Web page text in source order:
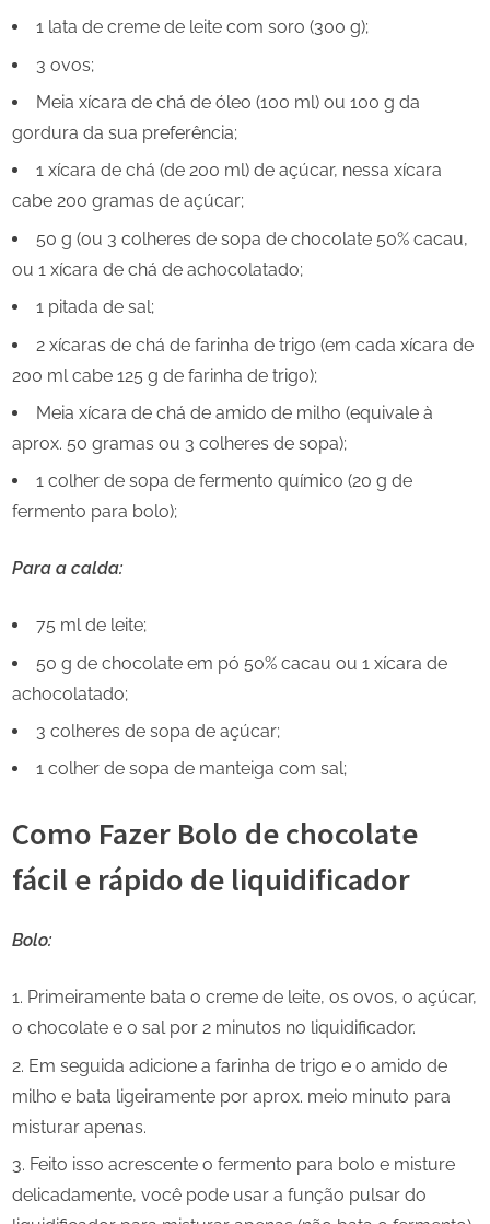
1 lata de creme de leite com soro (300 g);
3 ovos;
Meia xícara de chá de óleo (100 ml) ou 100 g da
gordura da sua preferência;
1 xícara de chá (de 200 ml) de açúcar, nessa xícara
cabe 200 gramas de açúcar;
50 g (ou 3 colheres de sopa de chocolate 50% cacau,
ou 1 xícara de chá de achocolatado;
1 pitada de sal;
2 xícaras de chá de farinha de trigo (em cada xícara de
200 ml cabe 125 g de farinha de trigo);
Meia xícara de chá de amido de milho (equivale à
aprox. 50 gramas ou 3 colheres de sopa);
1 colher de sopa de fermento químico (20 g de
fermento para bolo);
Para a calda:
75 ml de leite;
50 g de chocolate em pó 50% cacau ou 1 xícara de
achocolatado;
3 colheres de sopa de açúcar;
1 colher de sopa de manteiga com sal;
Como Fazer Bolo de chocolate
fácil e rápido de liquidificador
Bolo:
Primeiramente bata o creme de leite, os ovos, o açúcar,
o chocolate e o sal por 2 minutos no liquidificador.
Em seguida adicione a farinha de trigo e o amido de
milho e bata ligeiramente por aprox. meio minuto para
misturar apenas.
Feito isso acrescente o fermento para bolo e misture
delicadamente, você pode usar a função pulsar do